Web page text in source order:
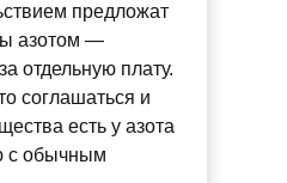
предложат
азотом —
отдельную плату.
соглашаться и
есть у азота
с обычным